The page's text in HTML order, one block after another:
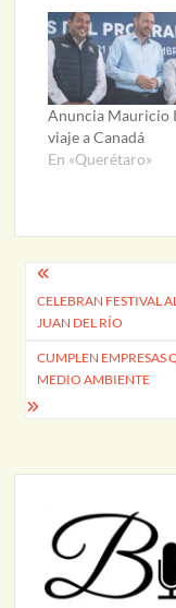
Anuncia Mauricio
viaje a Canadá
En «Querétaro»
Navegación
de
entradas
CELEBRAN FESTIVAL
JUAN DEL RÍO
CUMPLEN EMPRESAS
MEDIO AMBIENTE